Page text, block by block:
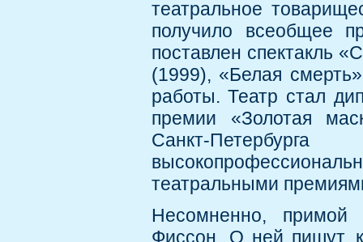
театральное
получило всеобщее
поставлен спектакль
(1999), «Белая
работы. Театр стал
премии «Золотая
Санкт-
театральными
Несомненно, примой
Фиссон. О ней пишут,